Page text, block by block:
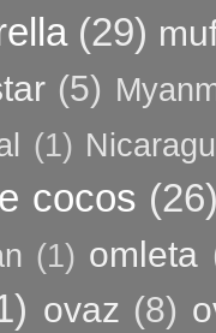
(29)
(5)
(1)
cocos (26)
(1) omleta
ovaz (8)